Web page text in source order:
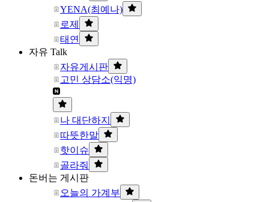
YENA(최예나)
로제
태연
자유 Talk
자유게시판
고민 상담소(익명)
나 대단하지
따뜻한말
핫이슈
골라줘
돈버는 게시판
오늘의 가계부